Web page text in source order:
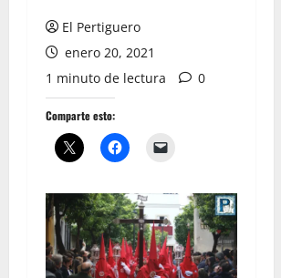
El Pertiguero
enero 20, 2021
1 minuto de lectura
0
Comparte esto: